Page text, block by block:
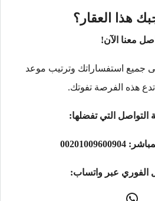
هذا العقار؟
معنا الآن!
جميع استفساراتك وترتيب موعد
تدع هذه الفرصة تفوتك.
التواصل التي تفضلها:
00201009600904
الفوري عبر واتساب: